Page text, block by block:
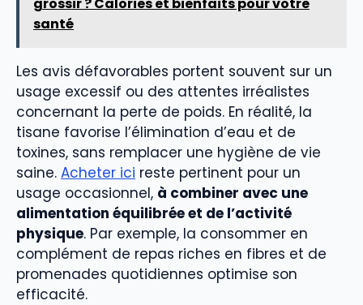
santé
Les avis défavorables portent souvent sur un
usage excessif ou des attentes irréalistes
concernant la perte de poids. En réalité, la
tisane favorise l’élimination d’eau et de
toxines, sans remplacer une hygiène de vie
saine. Acheter ici reste pertinent pour un
usage occasionnel, à combiner avec une
alimentation équilibrée et de l’activité
physique. Par exemple, la consommer en
complément de repas riches en fibres et de
promenades quotidiennes optimise son
efficacité.